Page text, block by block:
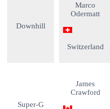
Downhill
Marco
Odermatt
Switzerland
Super-G
James
Crawford